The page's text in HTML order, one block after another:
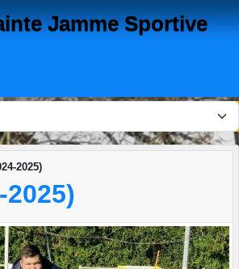
Jamme Sportive
2025)
2025)
cookies